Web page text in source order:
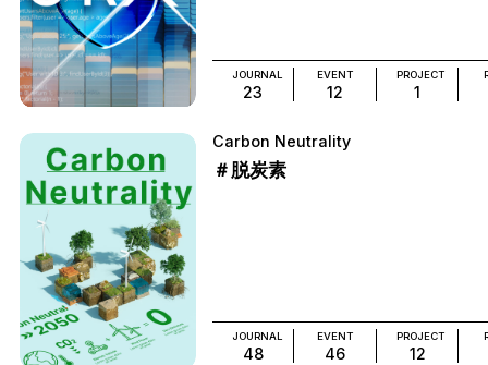
JOURNAL
23
EVENT
12
PROJECT
1
Carbon Neutrality
＃脱炭素
JOURNAL
48
EVENT
46
PROJECT
12